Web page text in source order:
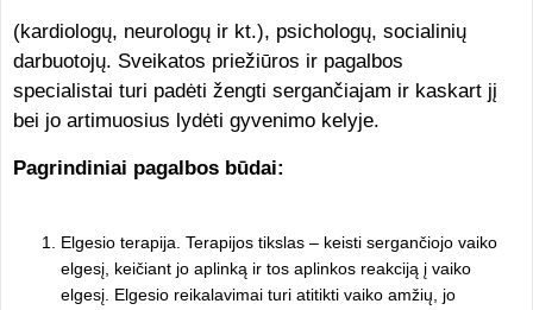
(kardiologų, neurologų ir kt.), psichologų, socialinių
darbuotojų. Sveikatos priežiūros ir pagalbos
specialistai turi padėti žengti sergančiajam ir kaskart jį
bei jo artimuosius lydėti gyvenimo kelyje.
Pagrindiniai pagalbos būdai:
Elgesio terapija. Terapijos tikslas – keisti sergančiojo vaiko
elgesį, keičiant jo aplinką ir tos aplinkos reakciją į vaiko
elgesį. Elgesio reikalavimai turi atitikti vaiko amžių, jo